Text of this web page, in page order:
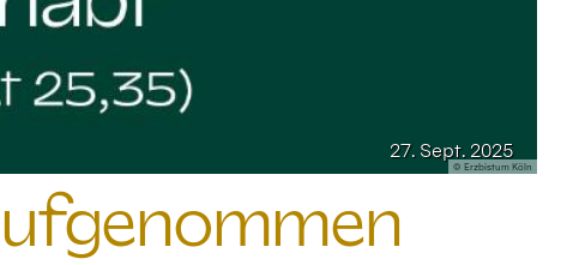
27. Sept. 2025
© Erzbistum Köln